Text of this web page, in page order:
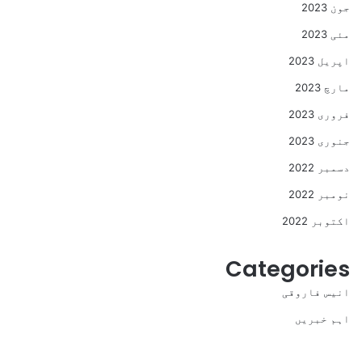
جون 2023
مئی 2023
اپریل 2023
مارچ 2023
فروری 2023
جنوری 2023
دسمبر 2022
نومبر 2022
اکتوبر 2022
Categories
انیس فاروقی
اہم خبریں